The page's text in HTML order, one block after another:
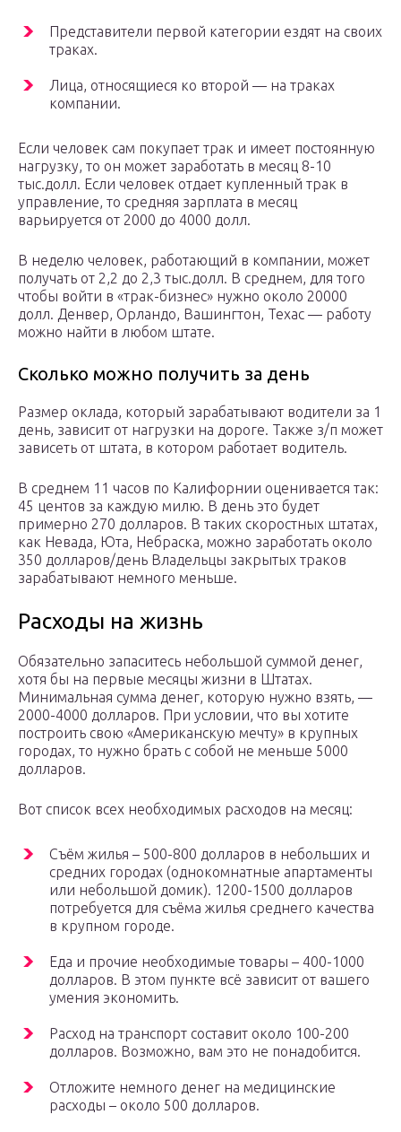
Представители первой категории ездят на своих
траках.
Лица, относящиеся ко второй — на траках
компании.
Если человек сам покупает трак и имеет постоянную
нагрузку, то он может заработать в месяц 8-10
тыс.долл. Если человек отдает купленный трак в
управление, то средняя зарплата в месяц
варьируется от 2000 до 4000 долл.
В неделю человек, работающий в компании, может
получать от 2,2 до 2,3 тыс.долл. В среднем, для того
чтобы войти в «трак-бизнес» нужно около 20000
долл. Денвер, Орландо, Вашингтон, Техас — работу
можно найти в любом штате.
Сколько можно получить за день
Размер оклада, который зарабатывают водители за 1
день, зависит от нагрузки на дороге. Также з/п может
зависеть от штата, в котором работает водитель.
В среднем 11 часов по Калифорнии оценивается так:
45 центов за каждую милю. В день это будет
примерно 270 долларов. В таких скоростных штатах,
как Невада, Юта, Небраска, можно заработать около
350 долларов/день Владельцы закрытых траков
зарабатывают немного меньше.
Расходы на жизнь
Обязательно запаситесь небольшой суммой денег,
хотя бы на первые месяцы жизни в Штатах.
Минимальная сумма денег, которую нужно взять, —
2000-4000 долларов. При условии, что вы хотите
построить свою «Американскую мечту» в крупных
городах, то нужно брать с собой не меньше 5000
долларов.
Вот список всех необходимых расходов на месяц:
Съём жилья – 500-800 долларов в небольших и
средних городах (однокомнатные апартаменты
или небольшой домик). 1200-1500 долларов
потребуется для съёма жилья среднего качества
в крупном городе.
Еда и прочие необходимые товары – 400-1000
долларов. В этом пункте всё зависит от вашего
умения экономить.
Расход на транспорт составит около 100-200
долларов. Возможно, вам это не понадобится.
Отложите немного денег на медицинские
расходы – около 500 долларов.